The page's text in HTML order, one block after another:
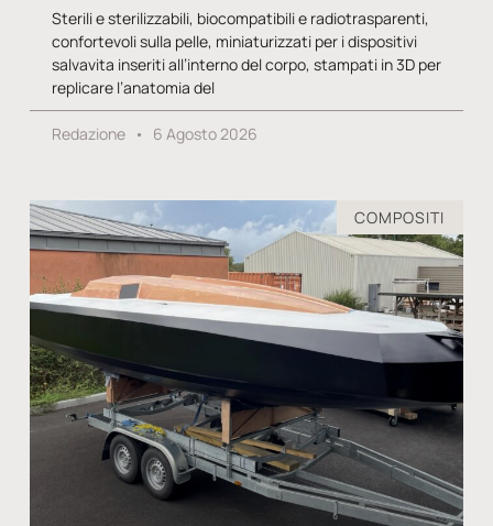
Sterili e sterilizzabili, biocompatibili e radiotrasparenti,
confortevoli sulla pelle, miniaturizzati per i dispositivi
salvavita inseriti all’interno del corpo, stampati in 3D per
replicare l’anatomia del
Redazione 6 Agosto 2026
COMPOSITI